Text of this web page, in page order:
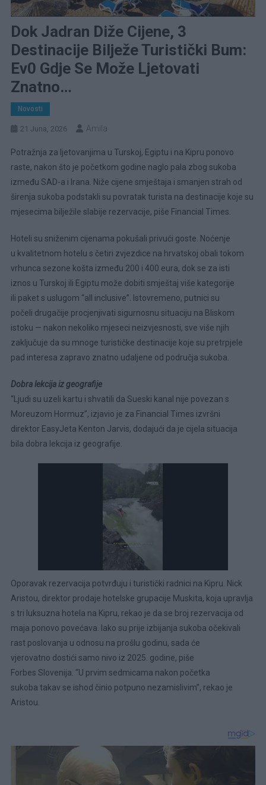
Dok Jadran Diže Cijene, 3
Destinacije Bilježe Turistički Bum:
Ev0 Gdje Se Može Ljetovati
Znatno…
Novosti
21 Juna, 2026 Amila
Potražnja za ljetovanjima u Turskoj, Egiptu i na Kipru ponovo
raste, nakon što je početkom godine naglo pala zbog sukoba
između SAD-a i Irana. Niže cijene smještaja i smanjen strah od
širenja sukoba podstakli su povratak turista na destinacije koje su
mjesecima bilježile slabije rezervacije, piše Financial Times.
Hoteli su sniženim cijenama pokušali privući goste. Noćenje
u kvalitetnom hotelu s četiri zvjezdice na hrvatskoj obali tokom
vrhunca sezone košta između 200 i 400 eura, dok se za isti
iznos u Turskoj ili Egiptu može dobiti smještaj više kategorije
ili paket s uslugom “all inclusive”. Istovremeno, putnici su
počeli drugačije procjenjivati sigurnosnu situaciju na Bliskom
istoku — nakon nekoliko mjeseci neizvjesnosti, sve više njih
zaključuje da su mnoge turističke destinacije koje su pretrpjele
pad interesa zapravo znatno udaljene od područja sukoba.
Dobra lekcija iz geografije
“Ljudi su uzeli kartu i shvatili da Sueski kanal nije povezan s
Moreuzom Hormuz”, izjavio je za Financial Times izvršni
direktor EasyJeta Kenton Jarvis, dodajući da je cijela situacija
bila dobra lekcija iz geografije.
Oporavak rezervacija potvrđuju i turistički radnici na Kipru. Nick
Aristou, direktor prodaje hotelske grupacije Muskita, koja upravlja
s tri luksuzna hotela na Kipru, rekao je da se broj rezervacija od
maja ponovo povećava. Iako su prije izbijanja sukoba očekivali
rast poslovanja u odnosu na prošlu godinu, sada će
vjerovatno dostići samo nivo iz 2025. godine, piše
Forbes Slovenija. “U prvim sedmicama nakon početka
sukoba takav se ishod činio potpuno nezamislivim”, rekao je
Aristou.